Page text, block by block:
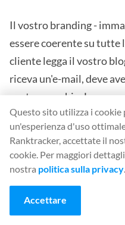
Il vostro branding -
essere coerente su tutte
cliente legga il vostro
riceva un'e-mail, deve
vostro marchio. La
fiducia.
Conclusione
richiede tempo.
un'autentica attenzione
Questo sito utilizza i cookie
un'esperienza d'uso
Ranktracker, accettate il
cookie. Per maggiori
nostra politica sulla privacy.
Accettare